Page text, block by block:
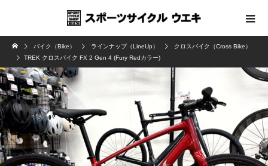
バイク（Bike） ラインナップ（LineUp）
クロスバイク（Cross Bike）
TREK クロスバイク FX 2 Gen 4 (Fury Redカラー)